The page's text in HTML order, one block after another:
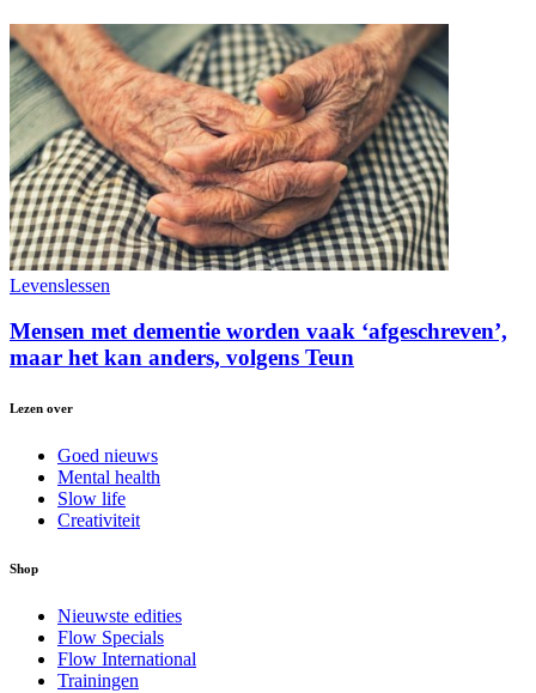
Levenslessen
Mensen met dementie worden vaak ‘afgeschreven’,
maar het kan anders, volgens Teun
Lezen over
Goed nieuws
Mental health
Slow life
Creativiteit
Shop
Nieuwste edities
Flow Specials
Flow International
Trainingen